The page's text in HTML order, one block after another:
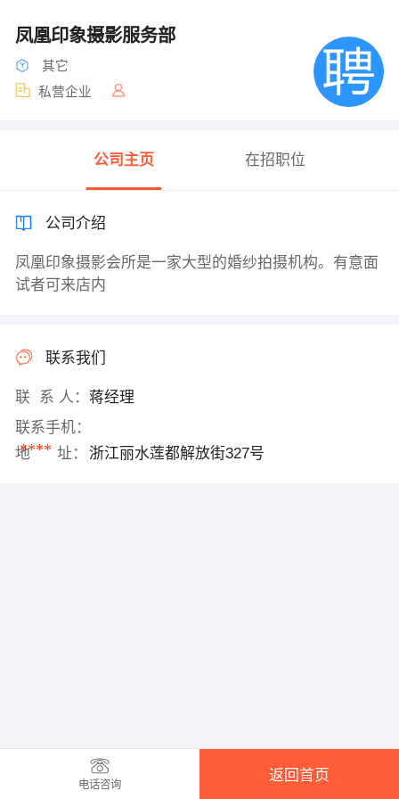
凤凰印象摄影服务部
其它
私营企业
公司主页 在招职位
公司介绍
凤凰印象摄影会所是一家大型的婚纱拍摄机构。有意面
试者可来店内
联系我们
联 系 人： 蒋经理
联系手机：
****
地 址： 浙江丽水莲都解放街327号
电话咨询
返回首页